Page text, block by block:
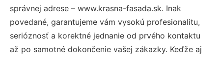
správnej adrese – www.krasna-fasada.sk. Inak
povedané, garantujeme vám vysokú profesionalitu,
serióznosť a korektné jednanie od prvého kontaktu
až po samotné dokončenie vašej zákazky. Keďže aj